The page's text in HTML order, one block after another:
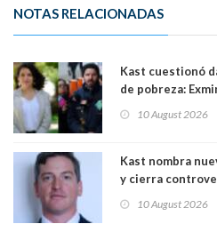
NOTAS RELACIONADAS
Kast cuestionó
de pobreza:
califican como
10 August 2026
Kast nombra
y cierra
10 August 2026